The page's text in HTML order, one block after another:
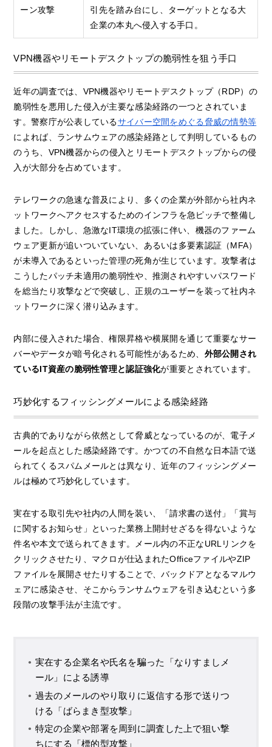
ーン攻撃
引先を踏み台にし、ターゲットとなる大
企業の本丸へ侵入する手口。
VPN機器やリモートデスクトップの脆弱性を狙う手口
近年の調査では、VPN機器やリモートデスクトップ（RDP）の
脆弱性を悪用した侵入が主要な感染経路の一つとされていま
す。警察庁が公表しているサイバー空間をめぐる脅威の情勢等
によれば、ランサムウェアの感染経路として判明しているもの
のうち、VPN機器からの侵入とリモートデスクトップからの侵
入が大部分を占めています。
テレワークの急速な普及により、多くの企業が外部から社内ネ
ットワークへアクセスするためのインフラを急ピッチで整備し
ました。しかし、急激なIT環境の拡張に伴い、機器のファーム
ウェア更新が追いついていない、あるいは多要素認証（MFA）
が未導入であるといった管理の死角が生じています。攻撃者は
こうしたパッチ未適用の脆弱性や、推測されやすいパスワード
を総当たり攻撃などで突破し、正規のユーザーを装って社内ネ
ットワークに深く潜り込みます。
内部に侵入された場合、権限昇格や横展開を通じて重要なサー
バーやデータが暗号化される可能性があるため、 外部公開され
ているIT資産の脆弱性管理と認証強化が重要とされています。
巧妙化するフィッシングメールによる感染経路
古典的でありながら依然として脅威となっているのが、電子メ
ールを起点とした感染経路です。かつての不自然な日本語で送
られてくるスパムメールとは異なり、近年のフィッシングメー
ルは極めて巧妙化しています。
実在する取引先や社内の人間を装い、「請求書の送付」「賞与
に関するお知らせ」といった業務上開封せざるを得ないような
件名や本文で送られてきます。メール内の不正なURLリンクを
クリックさせたり、マクロが仕込まれたOfficeファイルやZIP
ファイルを展開させたりすることで、バックドアとなるマルウ
ェアに感染させ、そこからランサムウェアを引き込むという多
段階の攻撃手法が主流です。
実在する企業名や氏名を騙った「なりすましメ
ール」による誘導
過去のメールのやり取りに返信する形で送りつ
ける「ばらまき型攻撃」
特定の企業や部署を周到に調査した上で狙い撃
ちにする「標的型攻撃」